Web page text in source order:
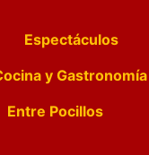
Espectáculos
y Gastronomía
Entre Pocillos